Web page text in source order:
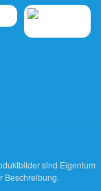
sind Eigentum
Beschreibung.